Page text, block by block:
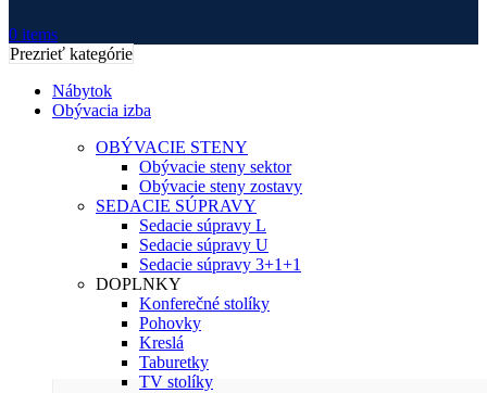
0 items
Prezrieť kategórie
Nábytok
Obývacia izba
OBÝVACIE STENY
Obývacie steny sektor
Obývacie steny zostavy
SEDACIE SÚPRAVY
Sedacie súpravy L
Sedacie súpravy U
Sedacie súpravy 3+1+1
DOPLNKY
Konferečné stolíky
Pohovky
Kreslá
Taburetky
TV stolíky